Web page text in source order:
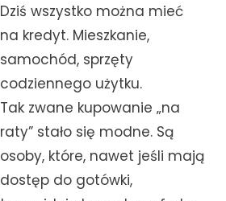
Dziś wszystko można mieć
na kredyt. Mieszkanie,
samochód, sprzęty
codziennego użytku.
Tak zwane kupowanie „na
raty” stało się modne. Są
osoby, które, nawet jeśli mają
dostęp do gotówki,